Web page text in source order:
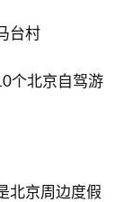
台村
北京周边度假